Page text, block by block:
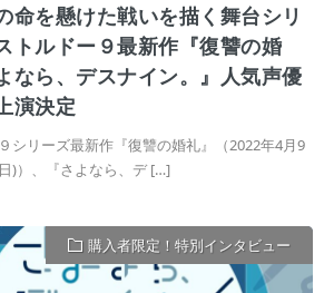
命を懸けた戦いを描く舞台シリ
ルドー９最新作『復讐の婚
なら、デスナイン。』人気声優
演決定
シリーズ最新作『復讐の婚礼』（2022年4月9
)）、『さよなら、デ […]
購入者限定！特別インタビュー